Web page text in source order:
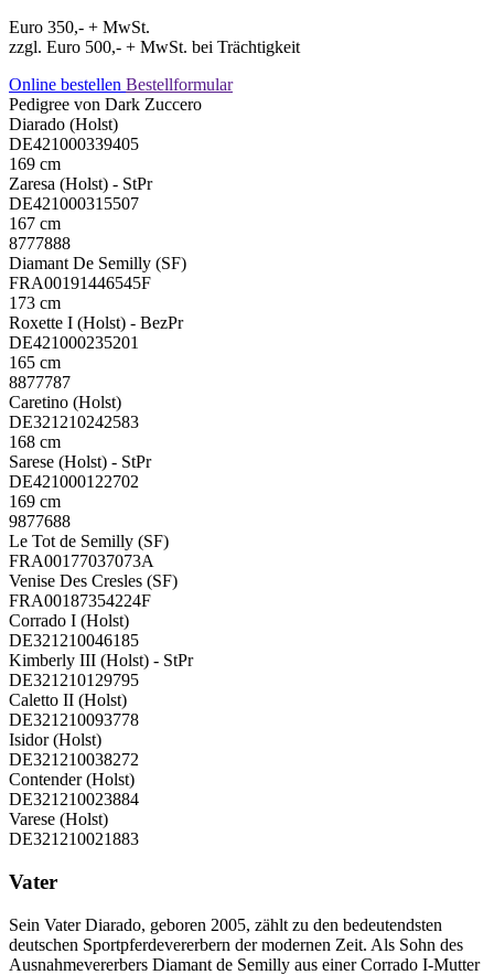
Euro 350,- + MwSt.
zzgl. Euro 500,- + MwSt. bei Trächtigkeit
Online bestellen Bestellformular
Pedigree von Dark Zuccero
Diarado (Holst)
DE421000339405
169 cm
Zaresa (Holst) - StPr
DE421000315507
167 cm
8777888
Diamant De Semilly (SF)
FRA00191446545F
173 cm
Roxette I (Holst) - BezPr
DE421000235201
165 cm
8877787
Caretino (Holst)
DE321210242583
168 cm
Sarese (Holst) - StPr
DE421000122702
169 cm
9877688
Le Tot de Semilly (SF)
FRA00177037073A
Venise Des Cresles (SF)
FRA00187354224F
Corrado I (Holst)
DE321210046185
Kimberly III (Holst) - StPr
DE321210129795
Caletto II (Holst)
DE321210093778
Isidor (Holst)
DE321210038272
Contender (Holst)
DE321210023884
Varese (Holst)
DE321210021883
Vater
Sein Vater Diarado, geboren 2005, zählt zu den bedeutendsten
deutschen Sportpferdevererbern der modernen Zeit. Als Sohn des
Ausnahmevererbers Diamant de Semilly aus einer Corrado I-Mutter